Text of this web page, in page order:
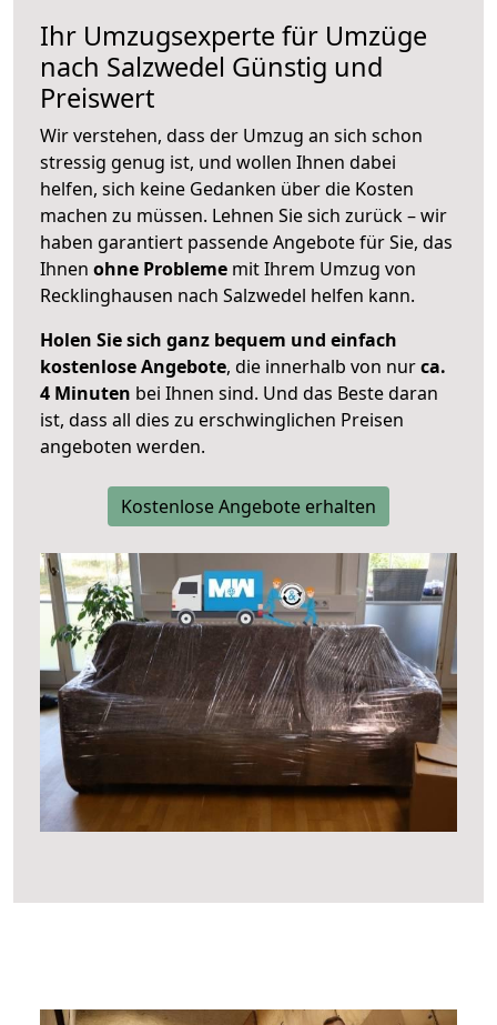
Ihr Umzugsexperte für Umzüge
nach Salzwedel Günstig und
Preiswert
Wir verstehen, dass der Umzug an sich schon
stressig genug ist, und wollen Ihnen dabei
helfen, sich keine Gedanken über die Kosten
machen zu müssen. Lehnen Sie sich zurück – wir
haben garantiert passende Angebote für Sie, das
Ihnen ohne Probleme mit Ihrem Umzug von
Recklinghausen nach Salzwedel helfen kann.
Holen Sie sich ganz bequem und einfach
kostenlose Angebote, die innerhalb von nurca.
4 Minuten bei Ihnen sind. Und das Beste daran
ist, dass all dies zu erschwinglichen Preisen
angeboten werden.
Kostenlose Angebote erhalten